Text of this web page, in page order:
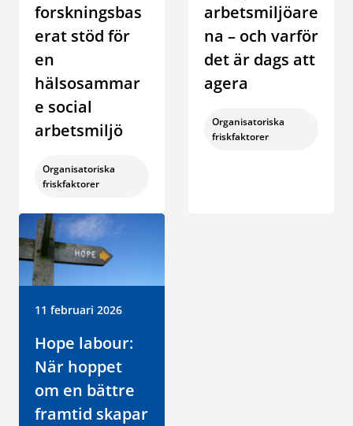
forskningsbas
erat stöd för
en
hälsosammar
e social
arbetsmiljö
Kategori:
Organisatoriska
friskfaktorer
arbetsmiljöare
na – och varför
det är dags att
agera
Kategori:
Organisatoriska
friskfaktorer
Datum:
11 februari 2026
Hope labour:
När hoppet
om en bättre
framtid skapar